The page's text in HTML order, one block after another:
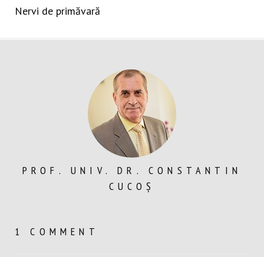
post:
Nervi de primăvară
PROF. UNIV. DR. CONSTANTIN
CUCOȘ
1 COMMENT